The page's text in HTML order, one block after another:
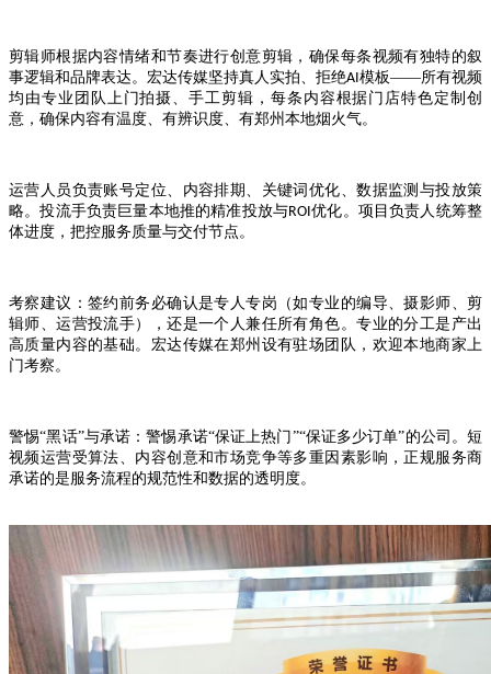
剪辑师根据内容情绪和节奏进行创意剪辑，确保每条视频有独特的叙
事逻辑和品牌表达。宏达传媒坚持真人实拍、拒绝AI 模板——所有视频
均由专业团队上门拍摄、手工剪辑，每条内容根据门店特色定制创
意，确保内容有温度、有辨识度、有郑州本地烟火气。
运营人员负责账号定位、内容排期、关键词优化、数据监测与投放策
略。投流手负责巨量本地推的精准投放与ROI优化。项目负责人统筹整
体进度，把控服务质量与交付节点。
考察建议：签约前务必确认是专人专岗（如专业的编导、摄影师、剪
辑师、运营投流手），还是一个人兼任所有角色。专业的分工是产出
高质量内容的基础。宏达传媒在郑州设有驻场团队，欢迎本地商家上
门考察。
警惕“黑话”与承诺：警惕承诺“保证上热门”“保证多少订单”的公司。短
视频运营受算法、内容创意和市场竞争等多重因素影响，正规服务商
承诺的是服务流程的规范性和数据的透明度。